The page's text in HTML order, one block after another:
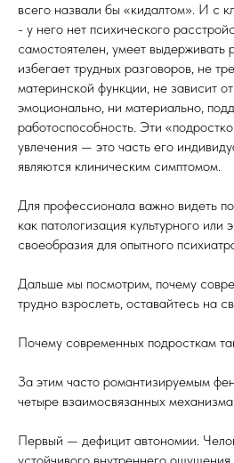
всего назвали бы «кидалтом». И с
- у него нет психического
самостоятелен, умеет выдерживать
избегает трудных разговоров, не
материнской функции, не зависит
эмоционально, ни материально,
работоспособность. Эти
увлечения — это часть его
являются клиническим симптомом.
Для профессионала важно видеть
как патологизация культурного или
своеобразия для опытного
Дальше мы посмотрим, почему
трудно взрослеть, оставайтесь на
Почему современных подросткам
За этим часто романтизируемым
четыре взаимосвязанных
Первый — дефицит автономии.